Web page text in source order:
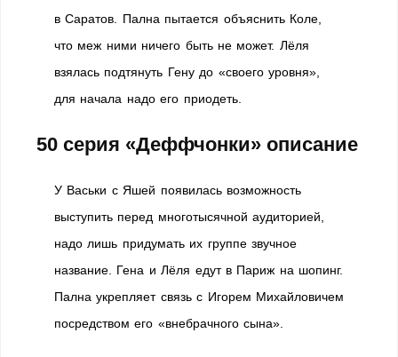
в Саратов. Пална пытается объяснить Коле,
что меж ними ничего быть не может. Лёля
взялась подтянуть Гену до «своего уровня»,
для начала надо его приодеть.
50 серия «Деффчонки» описание
У Васьки с Яшей появилась возможность
выступить перед многотысячной аудиторией,
надо лишь придумать их группе звучное
название. Гена и Лёля едут в Париж на шопинг.
Пална укрепляет связь с Игорем Михайловичем
посредством его «внебрачного сына».